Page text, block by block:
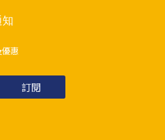
惠
訂閱